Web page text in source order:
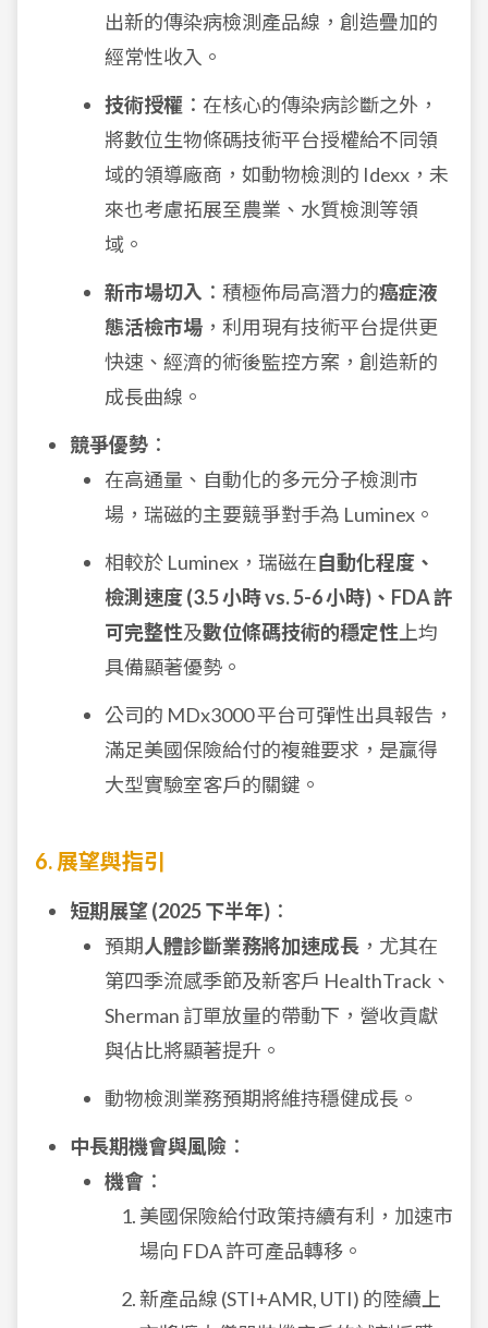
出新的傳染病檢測產品線，創造疊加的
經常性收入。
技術授權 ：在核心的傳染病診斷之外，
將數位生物條碼技術平台授權給不同領
域的領導廠商，如動物檢測的 Idexx，未
來也考慮拓展至農業、水質檢測等領
域。
新市場切入 ：積極佈局高潛力的癌症液
態活檢市場 ，利用現有技術平台提供更
快速、經濟的術後監控方案，創造新的
成長曲線。
競爭優勢 ：
在高通量、自動化的多元分子檢測市
場，瑞磁的主要競爭對手為 Luminex。
相較於 Luminex，瑞磁在自動化程度、
檢測速度 (3.5 小時 vs. 5-6 小時)、FDA 許
可完整性及數位條碼技術的穩定性 上均
具備顯著優勢。
公司的 MDx3000 平台可彈性出具報告，
滿足美國保險給付的複雜要求，是贏得
大型實驗室客戶的關鍵。
6. 展望與指引
短期展望 (2025 下半年) ：
預期人體診斷業務將加速成長 ，尤其在
第四季流感季節及新客戶 HealthTrack、
Sherman 訂單放量的帶動下，營收貢獻
與佔比將顯著提升。
動物檢測業務預期將維持穩健成長。
中長期機會與風險 ：
機會 ：
美國保險給付政策持續有利，加速市
場向 FDA 許可產品轉移。
新產品線 (STI+AMR, UTI) 的陸續上